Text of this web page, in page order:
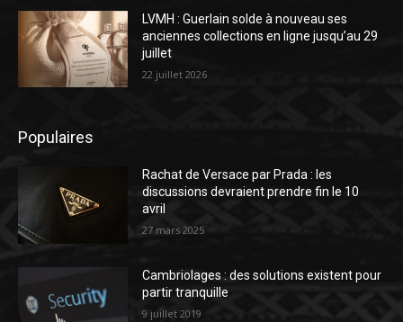
LVMH : Guerlain solde à nouveau ses
anciennes collections en ligne jusqu’au 29
juillet
22 juillet 2026
Populaires
Rachat de Versace par Prada : les
discussions devraient prendre fin le 10
avril
27 mars 2025
Cambriolages : des solutions existent pour
partir tranquille
9 juillet 2019